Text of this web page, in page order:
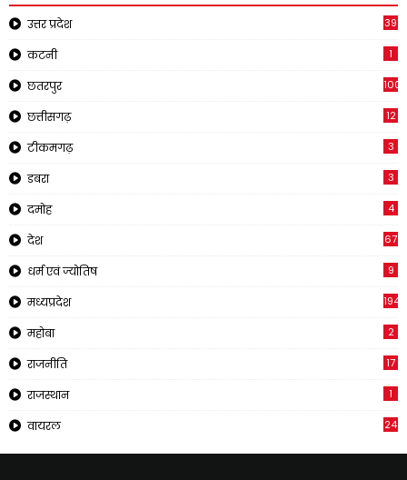
उत्तर प्रदेश 39
कटनी 1
छतरपुर 1001
छत्तीसगढ़ 12
टीकमगढ़ 3
डबरा 3
दमोह 4
देश 67
धर्म एवं ज्योतिष 9
मध्यप्रदेश 194
महोबा 2
राजनीति 17
राजस्थान 1
वायरल 24